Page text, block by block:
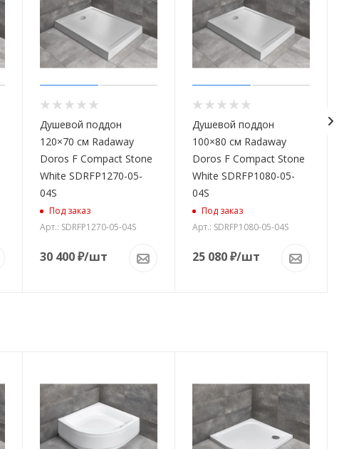
Душевой поддон
120×70 см Radaway
Doros F Compact Stone
White SDRFP1270-05-
04S
Под заказ
Арт.: SDRFP1270-05-04S
30 400₽/шт
Душевой поддон
100×80 см Radaway
Doros F Compact Stone
White SDRFP1080-05-
04S
Под заказ
Арт.: SDRFP1080-05-04S
25 080₽/шт